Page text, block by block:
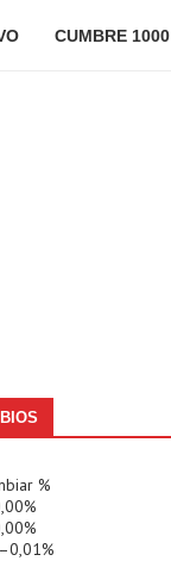
CUMBRE 1000
%
%
%
–0,01%